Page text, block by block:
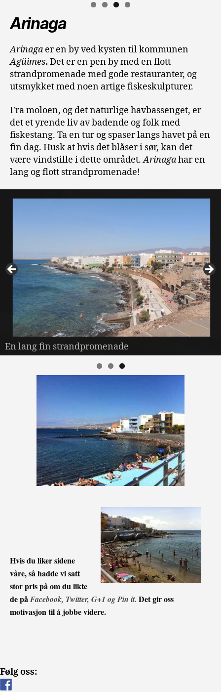
Arinaga
Arinaga er en by ved kysten til kommunen
Agüimes. Det er en pen by med en flott
strandpromenade med gode restauranter, og
utsmykket med noen artige fiskeskulpturer.
Fra moloen, og det naturlige havbassenget, er
det et yrende liv av badende og folk med
fiskestang. Ta en tur og spaser langs havet på en
fin dag. Husk at hvis det blåser i sør, kan det
være vindstille i dette området.Arinagahar en
lang og flott strandpromenade!
En lang fin strandpromenade
Hvis du liker sidene
våre, så hadde vi satt
stor pris på om du likte
de påFacebook, Twitter, G+1 og Pin it. Det gir oss
motivasjon til å jobbe videre.
Følg oss: